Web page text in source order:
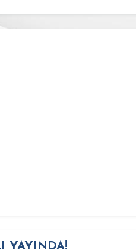
YAYINDA!